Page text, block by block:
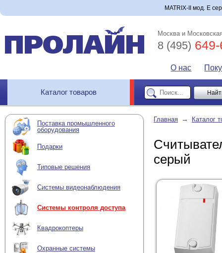
MATRIX-II мод. E
Москва и
8 (495)
О нас
Каталог товаров
Поставка промышленного
оборудования
Подарки
Типовые решения
Системы видеонаблюдения
Системы контроля доступа
Квадрокоптеры
Охранные системы
Главная → Каталог
серый